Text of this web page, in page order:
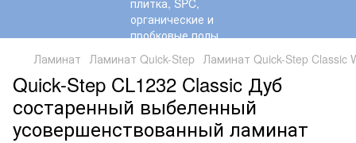
Ламинат Ламинат Quick-Step Ламинат Quick-Step Classic
Quick-Step CL1232 Classic Дуб
состаренный выбеленный
усовершенствованный ламинат